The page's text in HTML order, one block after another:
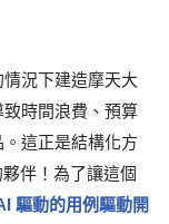
況下建造摩天大
時間浪費、預算
這正是結構化方
伴！為了讓這個
驅動的用例驅動開